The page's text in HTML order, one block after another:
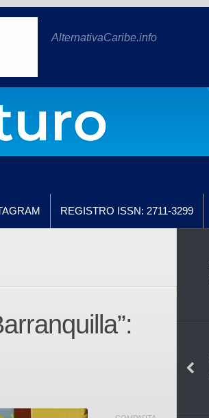
AlternativaCaribe.info
REGISTRO ISSN: 2711-3299